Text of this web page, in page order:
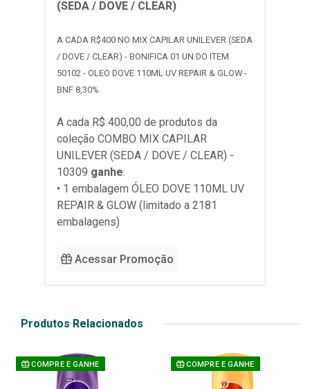
(SEDA / DOVE / CLEAR)
A CADA R$400 NO MIX CAPILAR UNILEVER (SEDA
/ DOVE / CLEAR) - BONIFICA 01 UN DO ITEM
50102 - OLEO DOVE 110ML UV REPAIR & GLOW -
BNF 8,30%
A cada R$ 400,00 de produtos da
coleção COMBO MIX CAPILAR
UNILEVER (SEDA / DOVE / CLEAR) -
10309 ganhe:
• 1 embalagem ÓLEO DOVE 110ML UV
REPAIR & GLOW (limitado a 2181
embalagens)
Acessar Promoção
Produtos Relacionados
COMPRE E GANHE COMPRE E GANHE